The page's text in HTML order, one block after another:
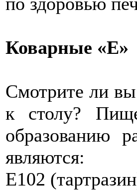
Коварные «Е»
Смотрите ли вы
к столу?
образованию
являются:
E102